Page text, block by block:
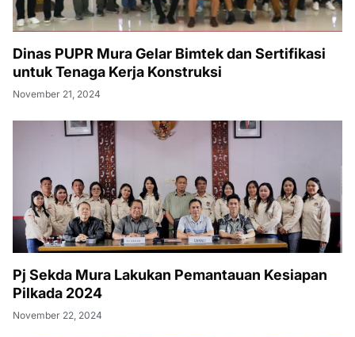
Dinas PUPR Mura Gelar Bimtek dan Sertifikasi
untuk Tenaga Kerja Konstruksi
November 21, 2024
Pj Sekda Mura Lakukan Pemantauan Kesiapan
Pilkada 2024
November 22, 2024